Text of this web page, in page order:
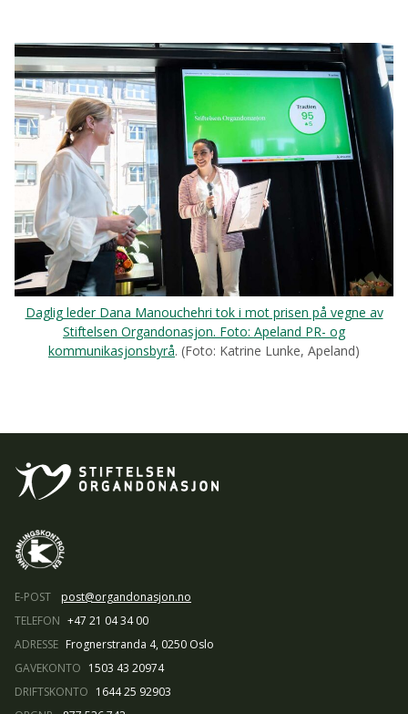
Daglig leder Dana Manouchehri tok i mot prisen på vegne av
Stiftelsen Organdonasjon. Foto: Apeland PR- og
kommunikasjonsbyrå. (Foto: Katrine Lunke, Apeland)
E-POST
post@organdonasjon.no
TELEFON +47 21 04 34 00
ADRESSE Frognerstranda 4, 0250 Oslo
GAVEKONTO 1503 43 20974
DRIFTSKONTO 1644 25 92903